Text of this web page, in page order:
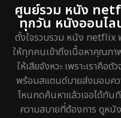
ศูนย์รวม หนัง
ทุกวัน หนังออนไล
ตั้งใจรวบรวม หนัง netflix
ให้ทุกคนเข้าถึงเนื้อหาคุณภ
ให้เสียจังหวะ เพราะเราคือ
พร้อมสแตนด์บายส่งมอบค
ไหนกดค้นหาแล้วเจอได้ทั
ความสบายที่ต้องการ ดูห